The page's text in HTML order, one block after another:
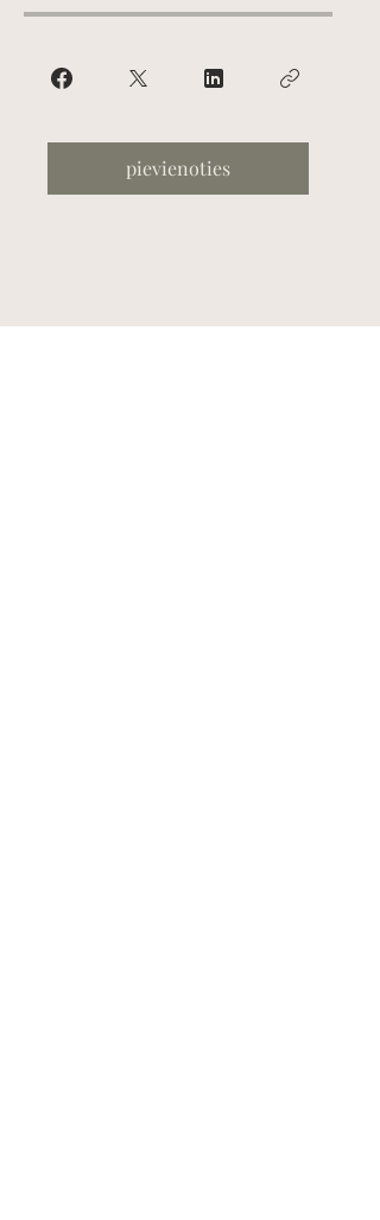
pievienoties